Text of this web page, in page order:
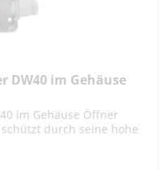
DW40 im Gehäuse
im Gehäuse Öffner
durch seine hohe